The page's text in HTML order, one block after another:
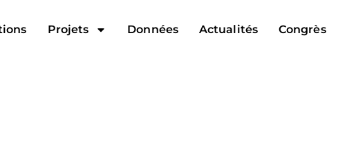
Projets Données Actualités Congrès